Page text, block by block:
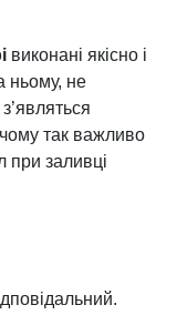
виконані якісно і
ньому, не
так важливо
при заливці